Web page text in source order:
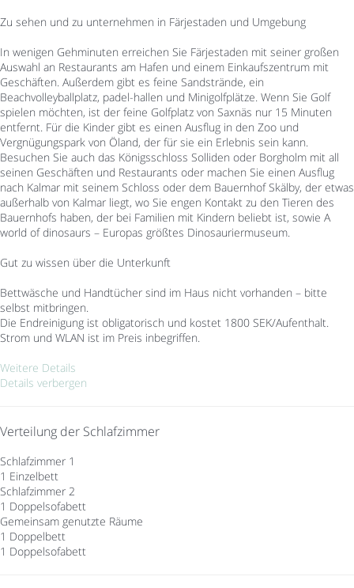
Zu sehen und zu unternehmen in Färjestaden und Umgebung
In wenigen Gehminuten erreichen Sie Färjestaden mit seiner großen
Auswahl an Restaurants am Hafen und einem Einkaufszentrum mit
Geschäften. Außerdem gibt es feine Sandstrände, ein
Beachvolleyballplatz, padel-hallen und Minigolfplätze. Wenn Sie Golf
spielen möchten, ist der feine Golfplatz von Saxnäs nur 15 Minuten
entfernt. Für die Kinder gibt es einen Ausflug in den Zoo und
Vergnügungspark von Öland, der für sie ein Erlebnis sein kann.
Besuchen Sie auch das Königsschloss Solliden oder Borgholm mit all
seinen Geschäften und Restaurants oder machen Sie einen Ausflug
nach Kalmar mit seinem Schloss oder dem Bauernhof Skälby, der etwas
außerhalb von Kalmar liegt, wo Sie engen Kontakt zu den Tieren des
Bauernhofs haben, der bei Familien mit Kindern beliebt ist, sowie A
world of dinosaurs – Europas größtes Dinosauriermuseum.
Gut zu wissen über die Unterkunft
Bettwäsche und Handtücher sind im Haus nicht vorhanden – bitte
selbst mitbringen.
Die Endreinigung ist obligatorisch und kostet 1800 SEK/Aufenthalt.
Strom und WLAN ist im Preis inbegriffen.
Weitere Details
Details verbergen
Verteilung der Schlafzimmer
Schlafzimmer 1
1 Einzelbett
Schlafzimmer 2
1 Doppelsofabett
Gemeinsam genutzte Räume
1 Doppelbett
1 Doppelsofabett